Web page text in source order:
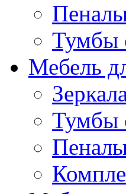
Тумбы
Мебель
Тумбы